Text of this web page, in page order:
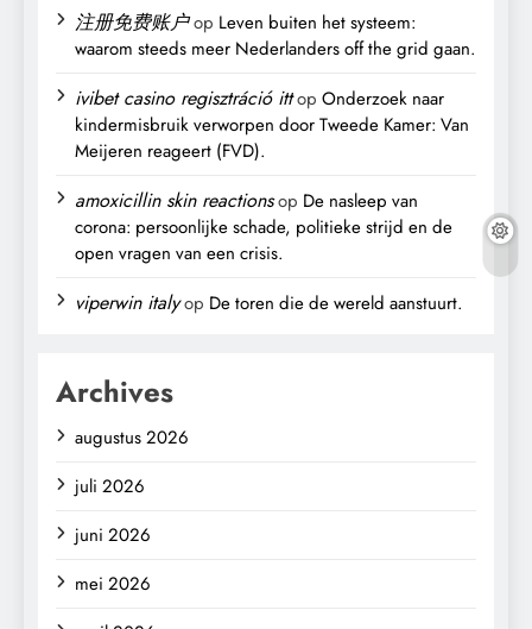
注册免费账户op Leven buiten het systeem:
waarom steeds meer Nederlanders off the grid gaan.
ivibet casino regisztráció ittop Onderzoek naar
kindermisbruik verworpen door Tweede Kamer: Van
Meijeren reageert (FVD).
amoxicillin skin reactionsop De nasleep van
corona: persoonlijke schade, politieke strijd en de
open vragen van een crisis.
viperwin italyop De toren die de wereld aanstuurt.
Archives
augustus 2026
juli 2026
juni 2026
mei 2026